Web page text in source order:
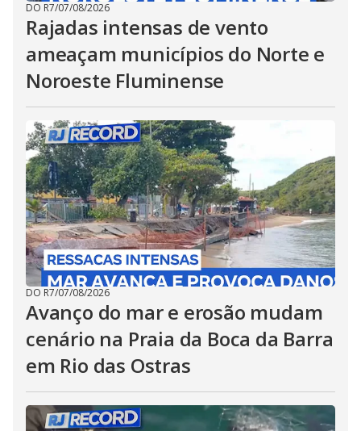
DO R7/07/08/2026
Rajadas intensas de vento
ameaçam municípios do Norte e
Noroeste Fluminense
DO R7/07/08/2026
Avanço do mar e erosão mudam
cenário na Praia da Boca da Barra
em Rio das Ostras